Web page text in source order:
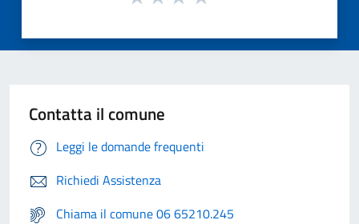
Contatta il comune
Leggi le domande frequenti
Richiedi Assistenza
Chiama il comune 06 65210.245